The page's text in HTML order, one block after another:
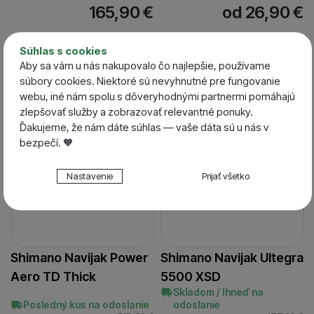
Súhlas s cookies
Aby sa vám u nás nakupovalo čo najlepšie, používame
súbory cookies. Niektoré sú nevyhnutné pre fungovanie
webu, iné nám spolu s dôveryhodnými partnermi pomáhajú
zlepšovať služby a zobrazovať relevantné ponuky.
Ďakujeme, že nám dáte súhlas — vaše dáta sú u nás v
bezpečí. 🧡
Nastavenie súhlasov s kategóriami cookies
. VŽDY AKTÍVNE
košíkom, porovnávanie produktov a ďalšie nevyhnutné
funkcie.
Preferenčné a rozšírené funkcie
Preferenčné a rozšírené funkcie-aby ste nemuseli
všetko nastavovať znova a aby ste sa s nami mohli spojiť
Povolené
Nastavenie Prijať všetko
165,90€ od 26,90€
Darček zdarma
-29 %
Shimano Navijak Power
Aero TD Thick
Posledný kus na odoslanie
-16 %
Shimano Navijak Ultegra
5500 XSD
Skladom / Ihneď na
odoslanie